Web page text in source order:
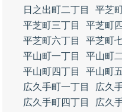
日之出町二丁目
平芝
平芝町三丁目
平芝町
平芝町六丁目
平芝町
平山町一丁目
平山町
平山町四丁目
平山町
広久手町一丁目
広久
広久手町四丁目
広久